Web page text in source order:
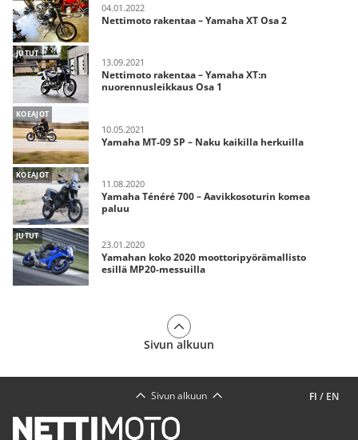
04.01.2022
Nettimoto rakentaa – Yamaha XT Osa 2
JUTUT
13.09.2021
Nettimoto rakentaa – Yamaha XT:n
nuorennusleikkaus Osa 1
KOEAJOT
10.05.2021
Yamaha MT-09 SP – Naku kaikilla herkuilla
KOEAJOT
11.08.2020
Yamaha Ténéré 700 – Aavikkosoturin komea
paluu
JUTUT
23.01.2020
Yamahan koko 2020 moottoripyörämallisto
esillä MP20-messuilla
Sivun alkuun
FI / EN
Sivun alkuun